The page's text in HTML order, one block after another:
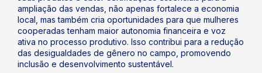
ampliação das vendas, não apenas fortalece a economia
local, mas também cria oportunidades para que mulheres
cooperadas tenham maior autonomia financeira e voz
ativa no processo produtivo. Isso contribui para a redução
das desigualdades de gênero no campo, promovendo
inclusão e desenvolvimento sustentável.